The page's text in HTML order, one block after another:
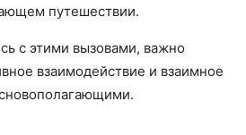
путешествии.
с этими вызовами, важно
взаимодействие и взаимное